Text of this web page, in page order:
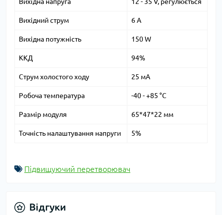
Вихідна напруга 12 - 35 V, регулюється
Вихідний струм 6 A
Вихідна потужність 150 W
ККД 94%
Струм холостого ходу 25 мА
Робоча температура -40 - +85 °С
Размір модуля 65*47*22 мм
Точність налаштування напруги 5%
Підвищуючий перетворювач
Відгуки